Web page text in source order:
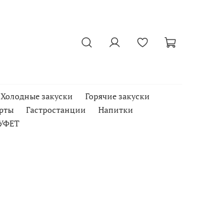
Холодные закуски
Горячие закуски
Гастростанции
Напитки